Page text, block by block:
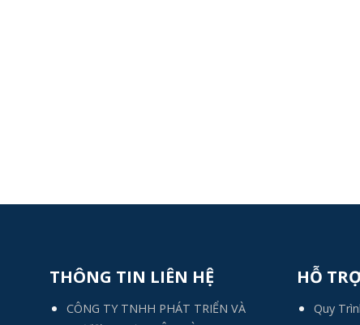
THÔNG TIN LIÊN HỆ
CÔNG TY TNHH PHÁT TRIỂN VÀ
HỖ
Quy